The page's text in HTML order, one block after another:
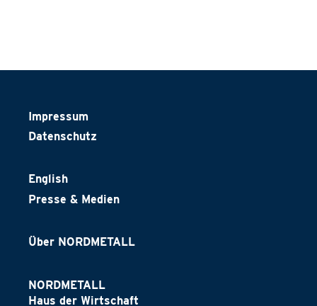
Impressum
Datenschutz
English
Presse & Medien
Über NORDMETALL
NORDMETALL
Haus der Wirtschaft